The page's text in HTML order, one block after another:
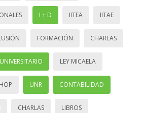
I + D IITEA IITAE
FORMACIÓN CHARLAS
LEY MICAELA
UNR CONTABILIDAD
CHARLAS LIBROS